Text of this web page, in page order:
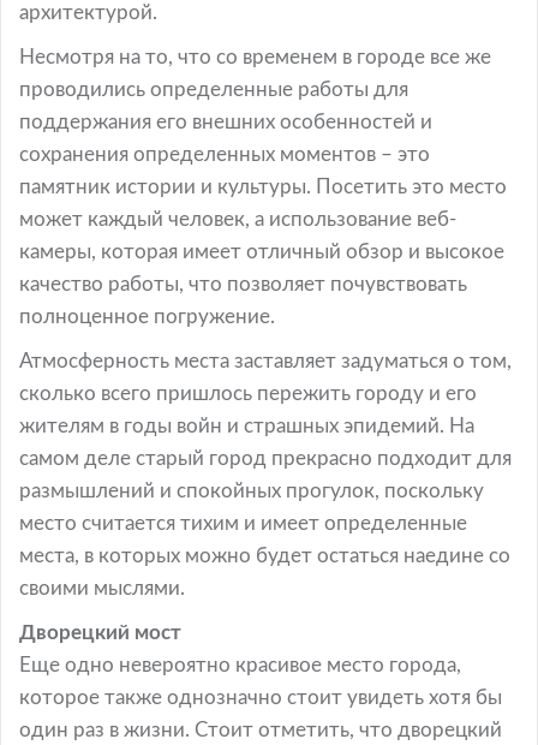
архитектурой.
Несмотря на то, что со временем в городе все же
проводились определенные работы для
поддержания его внешних особенностей и
сохранения определенных моментов – это
памятник истории и культуры. Посетить это место
может каждый человек, а использование веб-
камеры, которая имеет отличный обзор и высокое
качество работы, что позволяет почувствовать
полноценное погружение.
Атмосферность места заставляет задуматься о том,
сколько всего пришлось пережить городу и его
жителям в годы войн и страшных эпидемий. На
самом деле старый город прекрасно подходит для
размышлений и спокойных прогулок, поскольку
место считается тихим и имеет определенные
места, в которых можно будет остаться наедине со
своими мыслями.
Дворецкий мост
Еще одно невероятно красивое место города,
которое также однозначно стоит увидеть хотя бы
один раз в жизни. Стоит отметить, что дворецкий